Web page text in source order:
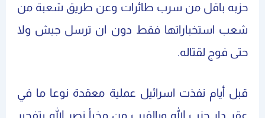
حزبه باقل من سرب طائرات وعن طريق شعبة من
شعب استخباراتها فقط دون ان ترسل جيش ولا
حتى فوج لقتاله.
قبل أيام نفذت اسرائيل عملية معقدة نوعا ما في
عقر دار حزب الله وبالقرب من مخبأ نصر الله بتفجير